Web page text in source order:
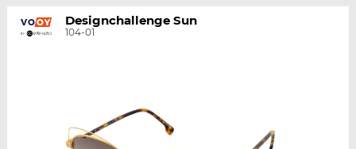
Designchallenge Sun
104-01